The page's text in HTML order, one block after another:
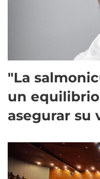
"La
un
asegurar su